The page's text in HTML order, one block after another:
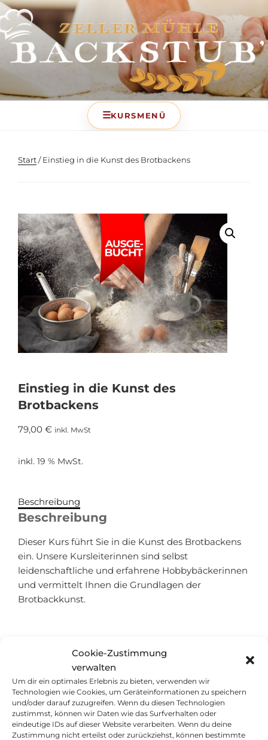
Cookie-Zustimmung
verwalten
Um dir ein optimales Erlebnis zu bieten, verwenden wir
Technologien wie Cookies, um Geräteinformationen zu speichern
und/oder darauf zuzugreifen. Wenn du diesen Technologien
zustimmst, können wir Daten wie das Surfverhalten oder
eindeutige IDs auf dieser Website verarbeiten. Wenn du deine
Zustimmung nicht erteilst oder zurückziehst, können bestimmte
BACKSTUB – DIE
BACKSCHULE DER ZELLER
Start/ Einstieg in die Kunst des Brotbackens
Einstieg in die Kunst des
Brotbackens
79,00 € inkl. MwSt
inkl. 19 % MwSt.
Beschreibung
Beschreibung
Dieser Kurs führt Sie in die Kunst des Brotbackens
ein. Unsere Kursleiterinnen sind selbst
leidenschaftliche und erfahrene Hobbybäckerinnen
und vermittelt Ihnen die Grundlagen der
Brotbackkunst.
Neu hier?
Es ist ganz einfach, deinen Wunschkurs zu buchen:
Wähle die Anzahl der Tickets aus und drücke den
Bestell-Button.